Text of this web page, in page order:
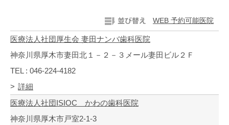
WEB 予約可能医院
医療法人社団厚生会 妻田ナンバ歯科医院
神奈川県厚木市妻田北１－２－３メール妻田ビル２Ｆ
TEL : 046-224-4182
詳細
医療法人社団ISIOC かわの歯科医院
神奈川県厚木市戸室2-1-3